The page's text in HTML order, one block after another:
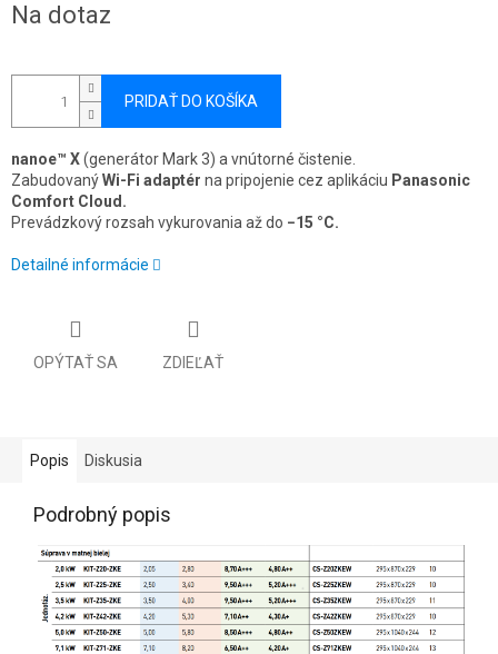
cena:
Na dotaz
PRIDAŤ DO KOŠÍKA
nanoe™ X(generátor Mark 3) a vnútorné čistenie.
ZabudovanýWi-Fi adaptér na pripojenie cez aplikáciu Panasonic
Comfort Cloud.
Prevádzkový rozsah vykurovania až do −15 °C.
Detailné informácie
OPÝTAŤ SA ZDIEĽAŤ
Popis Diskusia
Podrobný popis